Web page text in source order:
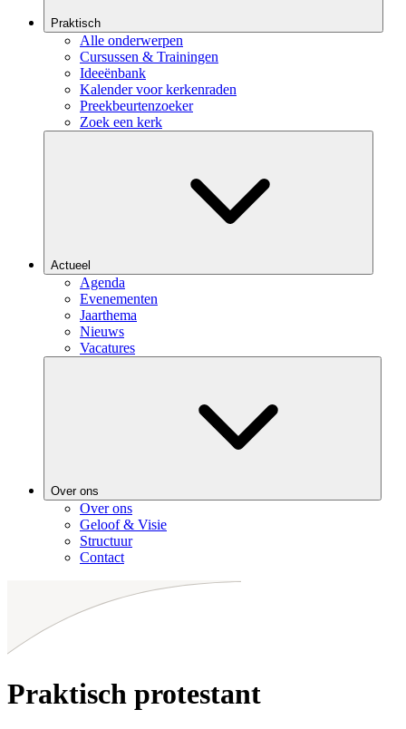
Praktisch
Alle onderwerpen
Cursussen & Trainingen
Ideeënbank
Kalender voor kerkenraden
Preekbeurtenzoeker
Zoek een kerk
Actueel
Agenda
Evenementen
Jaarthema
Nieuws
Vacatures
Over ons
Over ons
Geloof & Visie
Structuur
Contact
Praktisch protestant